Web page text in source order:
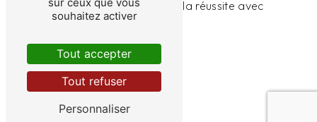
vous et prenez la route vers la réussite avec
Auto-école Corinne !
En savoir plus
Contactez-nous
souhaitez activer
Tout accepter
Tout refuser
Personnaliser